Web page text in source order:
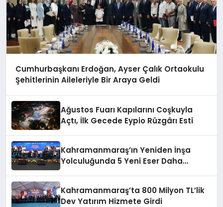
Cumhurbaşkanı Erdoğan, Ayser Çalık Ortaokulu
Şehitlerinin Aileleriyle Bir Araya Geldi
Ağustos Fuarı Kapılarını Coşkuyla
Açtı, İlk Gecede Eypio Rüzgârı Esti
Kahramanmaraş’ın Yeniden İnşa
Yolculuğunda 5 Yeni Eser Daha
Kahramanmaraş’ta 800 Milyon TL’lik
Dev Yatırım Hizmete Girdi